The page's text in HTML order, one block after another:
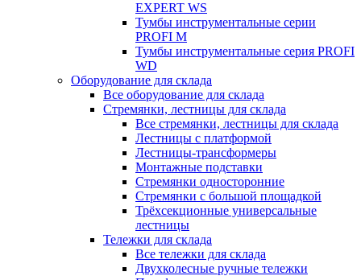
EXPERT WS
Тумбы инструментальные серии
PROFI M
Тумбы инструментальные серия PROFI
WD
Оборудование для склада
Все оборудование для склада
Стремянки, лестницы для склада
Все стремянки, лестницы для склада
Лестницы с платформой
Лестницы-трансформеры
Монтажные подставки
Стремянки односторонние
Стремянки с большой площадкой
Трёхсекционные универсальные
лестницы
Тележки для склада
Все тележки для склада
Двухколесные ручные тележки